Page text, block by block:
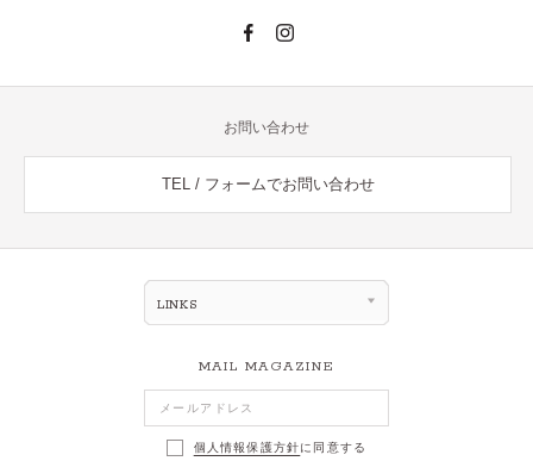
お問い合わせ
TEL / フォームでお問い合わせ
LINKS
MAIL MAGAZINE
個人情報保護方針に同意する